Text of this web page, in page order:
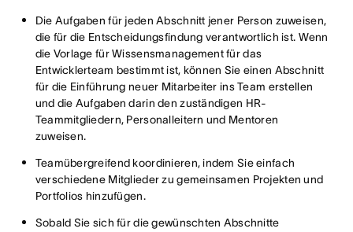
Die Aufgaben für jeden Abschnitt jener Person zuweisen,
die für die Entscheidungsfindung verantwortlich ist. Wenn
die Vorlage für Wissensmanagement für das
Entwicklerteam bestimmt ist, können Sie einen Abschnitt
für die Einführung neuer Mitarbeiter ins Team erstellen
und die Aufgaben darin den zuständigen HR-
Teammitgliedern, Personalleitern und Mentoren
zuweisen.
Teamübergreifend koordinieren, indem Sie einfach
verschiedene Mitglieder zu gemeinsamen Projekten und
Portfolios hinzufügen.
Sobald Sie sich für die gewünschten Abschnitte